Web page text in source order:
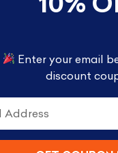
REVIEWS (0)
Enter your email
discount